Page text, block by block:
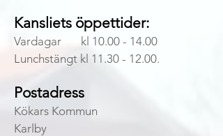
Kansliets öppettider:
Vardagar kl 10.00 - 14.00
Lunchstängt kl 11.30 - 12.00.
Postadress
Kökars Kommun
Karlby